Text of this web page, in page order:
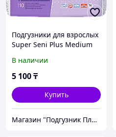
Подгузники для взрослых
Super Seni Plus Medium
В наличии
5 100₸
Купить
Магазин "Подгузник Плюс"